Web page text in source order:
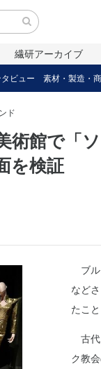
繊研アーカイブ
ビュー 素材・製造・
ド
術館で「
を検証
ブル
など
たこ
古代
ク教